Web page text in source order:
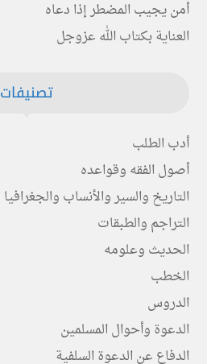
أمن يجيب المضطر إذا دعاه
العناية بكتاب الله عزوجل
تصنيفات
أدب الطلب
أصول الفقه وقواعده
التاريخ والسير والأنساب والجغرافيا
التراجم والطبقات
الحديث وعلومه
الخطب
الدروس
الدعوة وأحوال المسلمين
الدفاع عن الدعوة السلفية